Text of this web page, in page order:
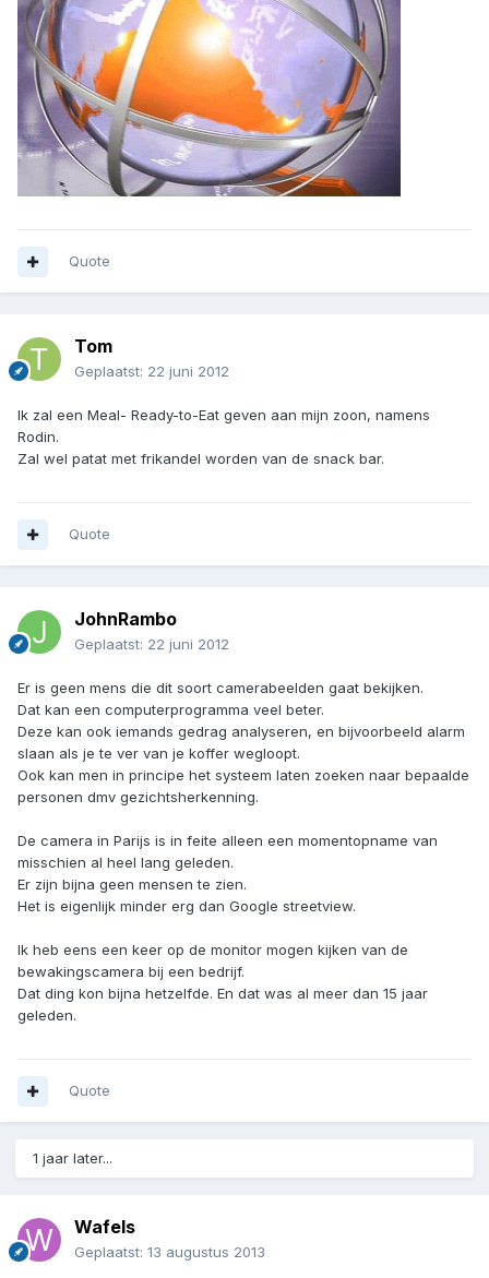
Quote
Tom
Geplaatst: 22 juni 2012
Ik zal een Meal- Ready-to-Eat geven aan mijn zoon, namens
Rodin.
Zal wel patat met frikandel worden van de snack bar.
Quote
JohnRambo
Geplaatst: 22 juni 2012
Er is geen mens die dit soort camerabeelden gaat bekijken.
Dat kan een computerprogramma veel beter.
Deze kan ook iemands gedrag analyseren, en bijvoorbeeld alarm
slaan als je te ver van je koffer wegloopt.
Ook kan men in principe het systeem laten zoeken naar bepaalde
personen dmv gezichtsherkenning.
De camera in Parijs is in feite alleen een momentopname van
misschien al heel lang geleden.
Er zijn bijna geen mensen te zien.
Het is eigenlijk minder erg dan Google streetview.
Ik heb eens een keer op de monitor mogen kijken van de
bewakingscamera bij een bedrijf.
Dat ding kon bijna hetzelfde. En dat was al meer dan 15 jaar
geleden.
Quote
1 jaar later...
Wafels
Geplaatst: 13 augustus 2013